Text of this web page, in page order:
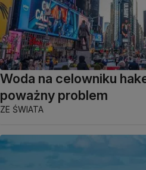
Woda na celowniku
poważny problem
ZE ŚWIATA